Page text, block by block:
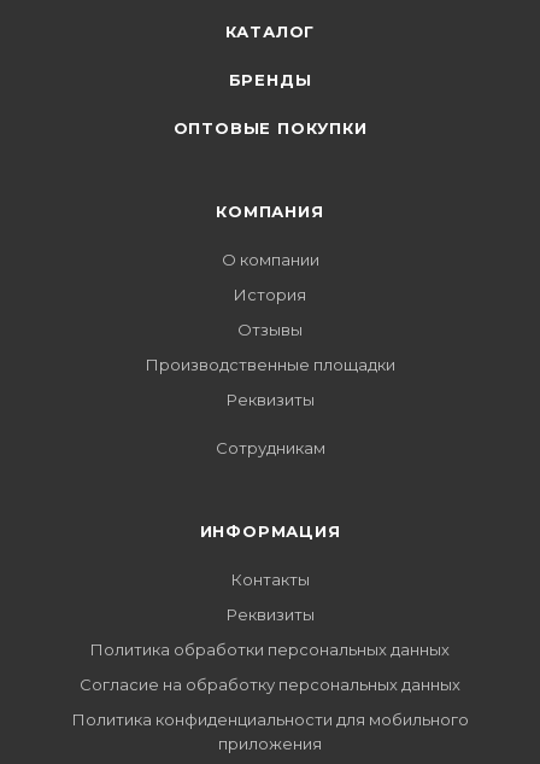
КАТАЛОГ
БРЕНДЫ
ОПТОВЫЕ ПОКУПКИ
КОМПАНИЯ
О компании
История
Отзывы
Производственные площадки
Реквизиты
Сотрудникам
ИНФОРМАЦИЯ
Контакты
Реквизиты
Политика обработки персональных данных
Согласие на обработку персональных данных
Политика конфиденциальности для мобильного
приложения